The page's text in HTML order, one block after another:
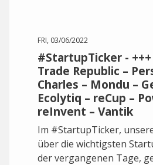
FRI, 03/06/2022
#StartupTicker - +++
Trade Republic –
Charles – Mondu –
Ecolytiq – reCup –
reInvent – Vantik
Im #StartupTicker,
über die wichtigsten
der vergangenen Tage,